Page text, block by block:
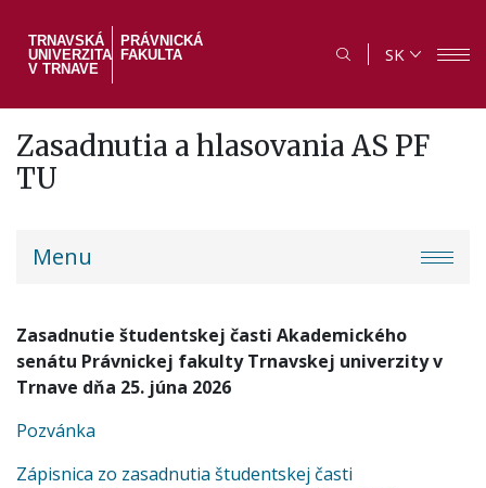
hlavný
TRNAVSKÁ
UNIVERZITA
V TRNAVE
PRÁVNICKÁ
FAKULTA
SK
Zasadnutia a hlasovania AS PF
TU
PF
Menu
Zasadnutie študentskej časti Akademického
senátu Právnickej fakulty Trnavskej univerzity v
Trnave dňa 25. júna 2026
Pozvánka
Zápisnica zo zasadnutia študentskej časti